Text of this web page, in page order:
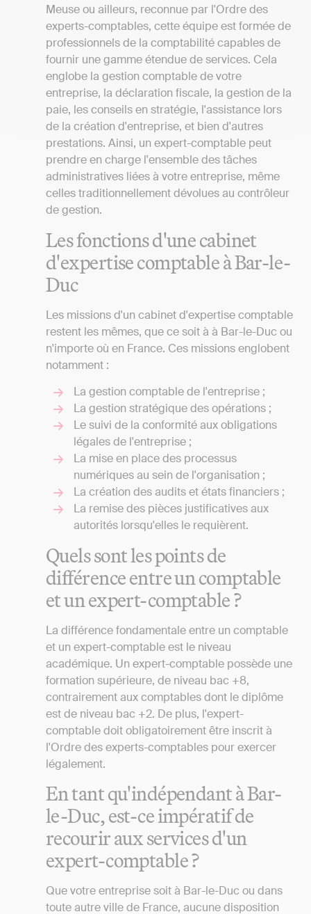
Meuse ou ailleurs, reconnue par l'Ordre des
experts-comptables, cette équipe est formée de
professionnels de la comptabilité capables de
fournir une gamme étendue de services. Cela
englobe la gestion comptable de votre
entreprise, la déclaration fiscale, la gestion de la
paie, les conseils en stratégie, l'assistance lors
de la création d'entreprise, et bien d'autres
prestations. Ainsi, un expert-comptable peut
prendre en charge l'ensemble des tâches
administratives liées à votre entreprise, même
celles traditionnellement dévolues au contrôleur
de gestion.
Les fonctions d'une cabinet
d'expertise comptable à Bar-le-
Duc
Les missions d'un cabinet d'expertise comptable
restent les mêmes, que ce soit à à Bar-le-Duc ou
n'importe où en France. Ces missions englobent
notamment :
La gestion comptable de l'entreprise ;
La gestion stratégique des opérations ;
Le suivi de la conformité aux obligations
légales de l'entreprise ;
La mise en place des processus
numériques au sein de l'organisation ;
La création des audits et états financiers ;
La remise des pièces justificatives aux
autorités lorsqu'elles le requièrent.
Quels sont les points de
différence entre un comptable
et un expert-comptable ?
La différence fondamentale entre un comptable
et un expert-comptable est le niveau
académique. Un expert-comptable possède une
formation supérieure, de niveau bac +8,
contrairement aux comptables dont le diplôme
est de niveau bac +2. De plus, l'expert-
comptable doit obligatoirement être inscrit à
l'Ordre des experts-comptables pour exercer
légalement.
En tant qu'indépendant à Bar-
le-Duc, est-ce impératif de
recourir aux services d'un
expert-comptable ?
Que votre entreprise soit à Bar-le-Duc ou dans
toute autre ville de France, aucune disposition